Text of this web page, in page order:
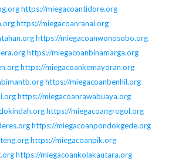
https://miegacoantidore.org
https://miegacoanranai.org
https://miegacoanwonosobo.org
https://miegacoanbinamarga.org
https://miegacoankemayoran.org
https://miegacoanbenhil.org
https://miegacoanrawabuaya.org
https://miegacoangrogol.org
https://miegacoanpondokgede.org
https://miegacoanpik.org
https://miegacoankolakautara.org